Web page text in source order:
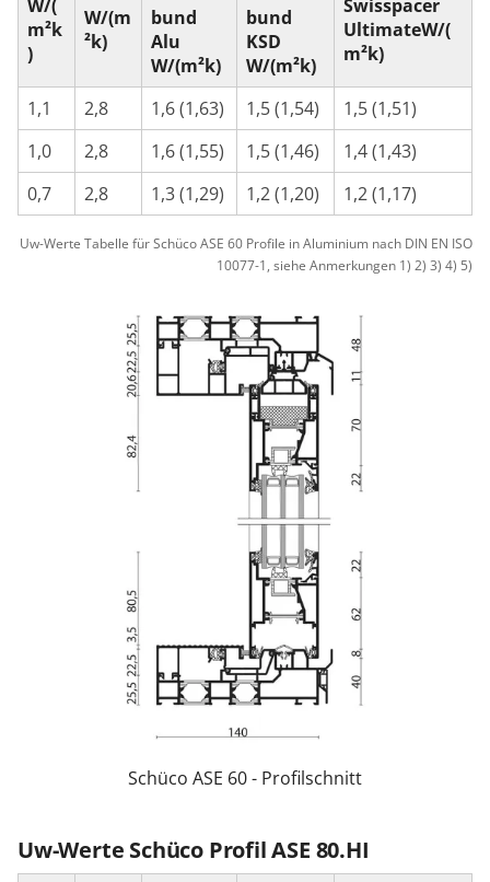
W/(
m²k
)
W/(m
²k)
bund
Alu
W/(m²k)
bund
KSD
W/(m²k)
Swisspacer
UltimateW/(
m²k)
1,1 2,8 1,6 (1,63) 1,5 (1,54)
1,5 (1,51)
1,0
2,8 1,6 (1,55) 1,5 (1,46)
1,4 (1,43)
0,7
2,8 1,3 (1,29) 1,2 (1,20) 1,2 (1,17)
Uw-Werte Tabelle für Schüco ASE 60 Profile in Aluminium nach DIN EN ISO
10077-1, siehe Anmerkungen 1) 2) 3) 4) 5)
Schüco ASE 60 - Profilschnitt
Uw-Werte Schüco Profil ASE 80.HI